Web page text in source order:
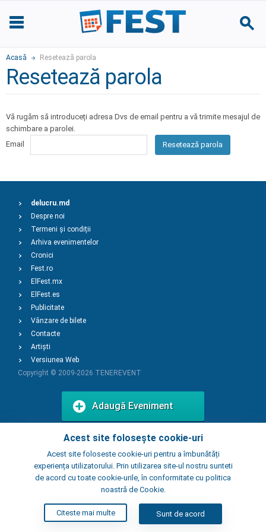
Acasă Resetează parola
Resetează parola
Vă rugăm să introduceți adresa Dvs de email pentru a vă trimite mesajul de
schimbare a parolei.
Email
Resetează parola
Acest site folosește cookie-uri
Acest site foloseste cookie-uri pentru a îmbunătăți
experiența utilizatorului. Prin utilizarea site-ul nostru sunteti
de acord cu toate cookie-urile, în conformitate cu politica
noastră de Cookie.
Citeste mai multe Sunt de acord
delucru.md
Despre noi
Termeni și condiții
Arhiva evenimentelor
Cronici
Fest.ro
ElFest.mx
ElFest.es
Publicitate
Vânzare de bilete
Contacte
Artiști
Versiunea Web
Copyright © 2009-2026 TENEREVENT
Adaugă Eveniment
Adaugă Local